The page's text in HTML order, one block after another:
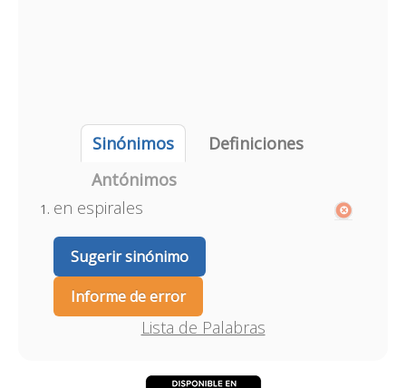
Sinónimos
Definiciones
Antónimos
en espirales
Sugerir sinónimo
Informe de error
Lista de Palabras